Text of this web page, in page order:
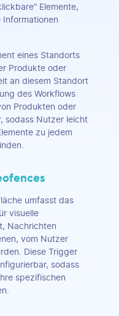
Elemente,
eines Standorts
Produkte oder
an diesem Standort
des Workflows
Produkten oder
sodass Nutzer leicht
zu jedem
umfasst das
visuelle
Nachrichten
vom Nutzer
Diese Trigger
sodass
spezifischen